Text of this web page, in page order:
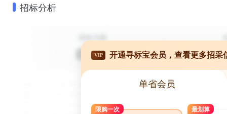
招标分析
VIP 开通寻标宝会员，查看更多招采
单省会员
限购一次 最划算